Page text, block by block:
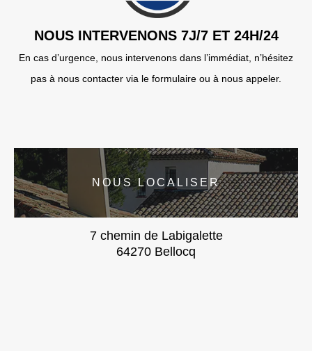
NOUS INTERVENONS 7J/7 ET 24H/24
En cas d’urgence, nous intervenons dans l’immédiat, n’hésitez
pas à nous contacter via le formulaire ou à nous appeler.
NOUS LOCALISER
7 chemin de Labigalette
64270 Bellocq